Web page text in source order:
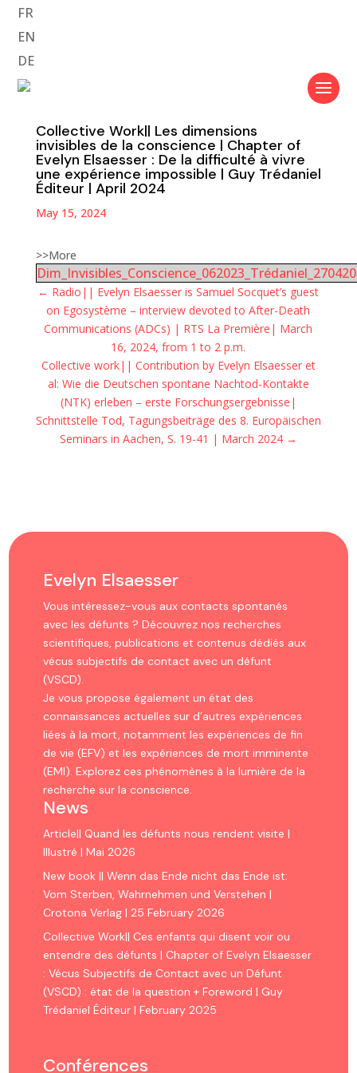
FR
EN
DE
Collective Work|| Les dimensions
invisibles de la conscience | Chapter of
Evelyn Elsaesser : De la difficulté à vivre
une expérience impossible | Guy Trédaniel
Éditeur | April 2024
May 15, 2024
>>More
← Radio|| Evelyn Elsaesser is Samuel Socquet’s guest
on Egosystème – interview devoted to After-Death
Communications (ADCs) | RTS La Première| March
16, 2024, from 1 to 2 p.m.
Collective work|| Contribution by Evelyn Elsaesser et
al: Wie die Deutschen spontane Nachtod-Kontakte
(NTK) erleben – erste Forschungsergebnisse|
Schnittstelle Tod, Tagungsbeiträge des 8. Europäischen
Seminars in Aachen, S. 19-41 | March 2024→
Evelyn Elsaesser
Vous intéressez-vous aux contacts spontanés
avec les défunts ? Découvrez nos recherches
scientifiques, publications et contenus dédiés aux
vécus subjectifs de contact avec un défunt
(VSCD).
Je vous propose également un état des
connaissances actuelles sur d’autres expériences
liées à la mort, notamment les expériences de fin
de vie (EFV) et les expériences de mort imminente
(EMI). Explorez ces phénomènes à la lumière de la
recherche sur la conscience.
News
Article|| Quand les défunts nous rendent visite |
Illustré | Mai 2026
New book || Wenn das Ende nicht das Ende ist:
Vom Sterben, Wahrnehmen und Verstehen |
Crotona Verlag | 25 February 2026
Collective Work|| Ces enfants qui disent voir ou
entendre des défunts | Chapter of Evelyn Elsaesser
: Vécus Subjectifs de Contact avec un Défunt
(VSCD) : état de la question + Foreword | Guy
Trédaniel Éditeur | February 2025
Conférences